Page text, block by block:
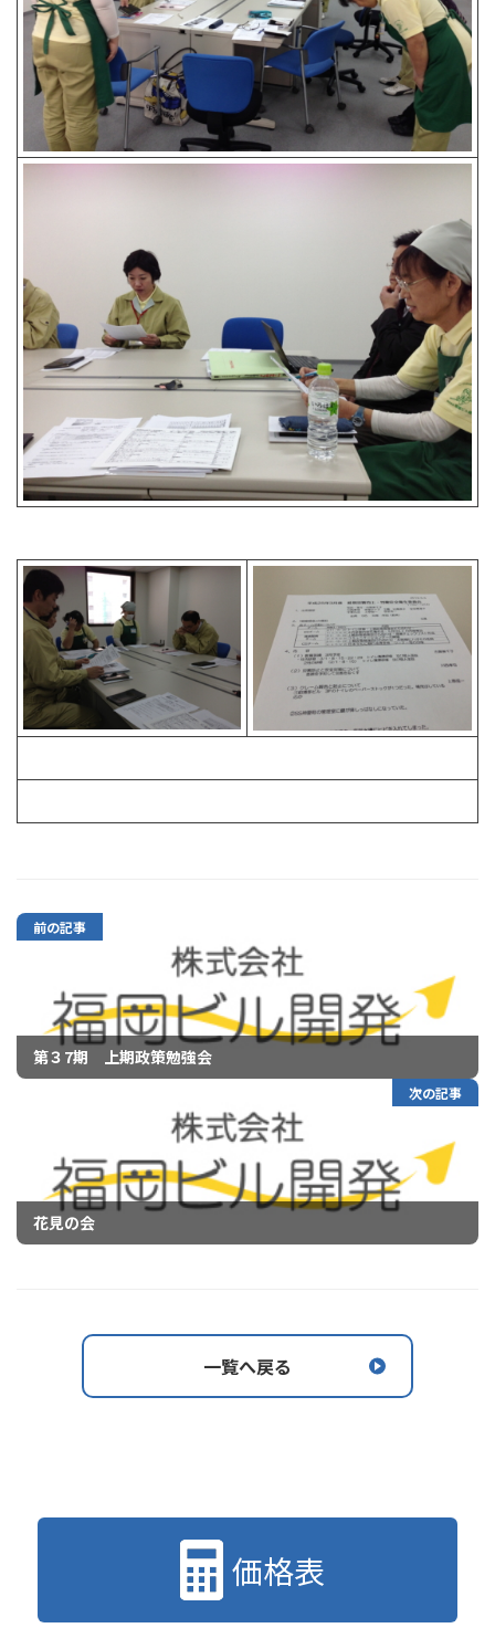
前の記事
第３7期 上期政策勉強会
次の記事
花見の会
一覧へ戻る
価格表